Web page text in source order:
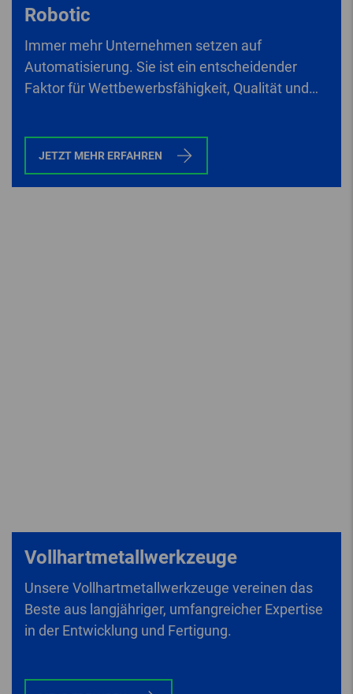
Robotic
Immer mehr Unternehmen setzen auf
Automatisierung. Sie ist ein entscheidender
Faktor für Wettbewerbsfähigkeit, Qualität und
JETZT MEHR ERFAHREN
Vollhartmetallwerkzeuge
Unsere Vollhartmetallwerkzeuge vereinen das
Beste aus langjähriger, umfangreicher Expertise
in der Entwicklung und Fertigung.